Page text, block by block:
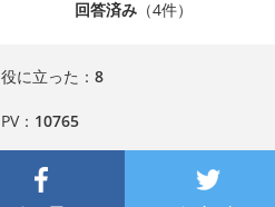
回答済み（4件）
役に立った： 8
PV： 10765